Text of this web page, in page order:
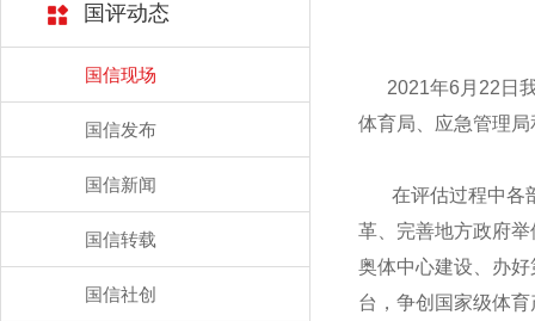
国评动态
国信现场
国信发布
国信新闻
国信转载
国信社创
2021年6月22日我
体育局、应急管理
在评估过程中各部
革、完善地方政府
奥体中心建设、办
台，争创国家级体